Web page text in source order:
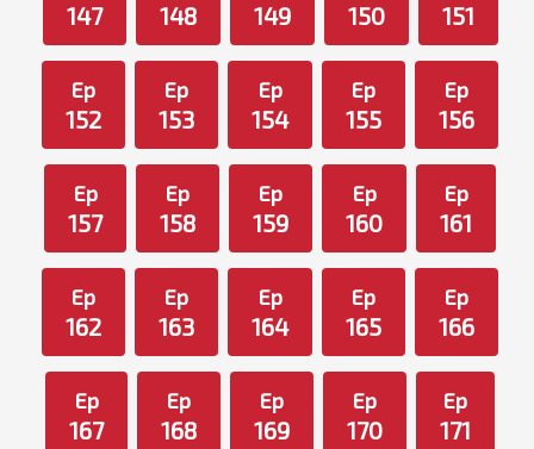
147 148 149 150 151
Ep
152
Ep
153
Ep
154
Ep
155
Ep
156
Ep
157
Ep
158
Ep
159
Ep
160
Ep
161
Ep
162
Ep
163
Ep
164
Ep
165
Ep
166
Ep
167
Ep
168
Ep
169
Ep
170
Ep
171